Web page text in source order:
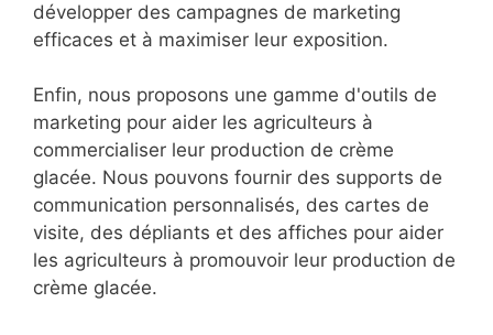
développer des campagnes de marketing
efficaces et à maximiser leur exposition.
Enfin, nous proposons une gamme d'outils de
marketing pour aider les agriculteurs à
commercialiser leur production de crème
glacée. Nous pouvons fournir des supports de
communication personnalisés, des cartes de
visite, des dépliants et des affiches pour aider
les agriculteurs à promouvoir leur production de
crème glacée.